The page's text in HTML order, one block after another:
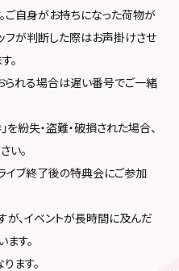
ご自身がお持ちになった荷物が
フが判断した際はお声掛けさせ
。
れる場合は遅い番号でご一緒
紛失・盗難・破損された場合、
い。
イブ終了後の特典会にご参加
、イベントが長時間に及んだ
す。
ます。